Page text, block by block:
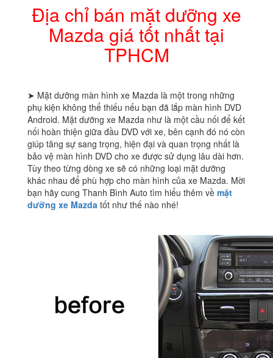
TPHCM
Địa chỉ bán mặt dưỡng xe
Mazda giá tốt nhất tại
TPHCM
➤ Mặt dưỡng màn hình xe Mazda là một trong những
phụ kiện không thể thiếu nếu bạn đã lắp màn hình DVD
Android. Mặt dưỡng xe Mazda như là một cầu nối để kết
nối hoàn thiện giữa đầu DVD với xe, bên cạnh đó nó còn
giúp tăng sự sang trọng, hiện đại và quan trọng nhất là
bảo vệ màn hình DVD cho xe được sử dụng lâu dài hơn.
Tùy theo từng dòng xe sẽ có những loại mặt dưỡng
khác nhau để phù hợp cho màn hình của xe Mazda. Mời
bạn hãy cung Thanh Bình Auto tìm hiểu thêm về mặt
dưỡng xe Mazda tốt như thế nào nhé!